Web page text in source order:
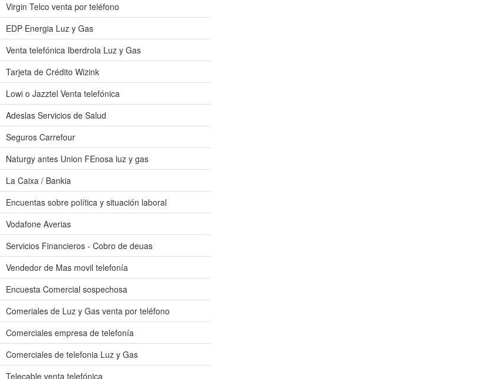
Virgin Telco venta por teléfono
EDP Energia Luz y Gas
Venta telefónica Iberdrola Luz y Gas
Tarjeta de Crédito Wizink
Lowi o Jazztel Venta telefónica
Adeslas Servicios de Salud
Seguros Carrefour
Naturgy antes Union FEnosa luz y gas
La Caixa / Bankia
Encuentas sobre política y situación laboral
Vodafone Averias
Servicios Financieros - Cobro de deuas
Vendedor de Mas movil telefonía
Encuesta Comercial sospechosa
Comeriales de Luz y Gas venta por teléfono
Comerciales empresa de telefonía
Comerciales de telefonia Luz y Gas
Telecable venta telefónica